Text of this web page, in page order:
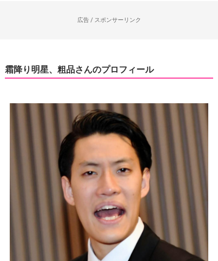
広告 / スポンサーリンク
霜降り明星、粗品さんのプロフィール